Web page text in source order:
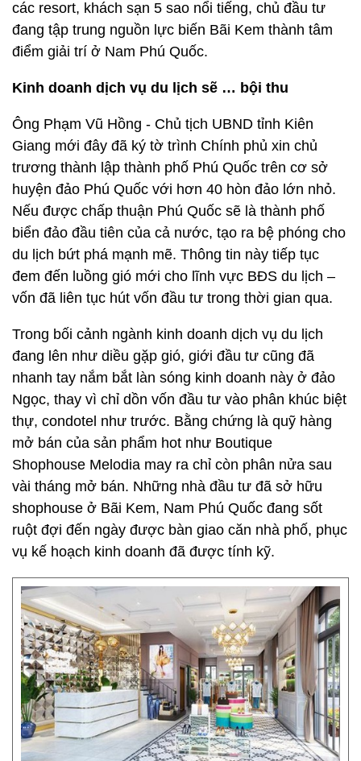
các resort, khách sạn 5 sao nổi tiếng, chủ đầu tư
đang tập trung nguồn lực biến Bãi Kem thành tâm
điểm giải trí ở Nam Phú Quốc.
Kinh doanh dịch vụ du lịch sẽ … bội thu
Ông Phạm Vũ Hồng - Chủ tịch UBND tỉnh Kiên
Giang mới đây đã ký tờ trình Chính phủ xin chủ
trương thành lập thành phố Phú Quốc trên cơ sở
huyện đảo Phú Quốc với hơn 40 hòn đảo lớn nhỏ.
Nếu được chấp thuận Phú Quốc sẽ là thành phố
biển đảo đầu tiên của cả nước, tạo ra bệ phóng cho
du lịch bứt phá mạnh mẽ. Thông tin này tiếp tục
đem đến luồng gió mới cho lĩnh vực BĐS du lịch –
vốn đã liên tục hút vốn đầu tư trong thời gian qua.
Trong bối cảnh ngành kinh doanh dịch vụ du lịch
đang lên như diều gặp gió, giới đầu tư cũng đã
nhanh tay nắm bắt làn sóng kinh doanh này ở đảo
Ngọc, thay vì chỉ dồn vốn đầu tư vào phân khúc biệt
thự, condotel như trước. Bằng chứng là quỹ hàng
mở bán của sản phẩm hot như Boutique
Shophouse Melodia may ra chỉ còn phân nửa sau
vài tháng mở bán. Những nhà đầu tư đã sở hữu
shophouse ở Bãi Kem, Nam Phú Quốc đang sốt
ruột đợi đến ngày được bàn giao căn nhà phố, phục
vụ kế hoạch kinh doanh đã được tính kỹ.